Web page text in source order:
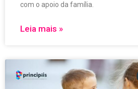
com o apoio da família.
Leia mais »